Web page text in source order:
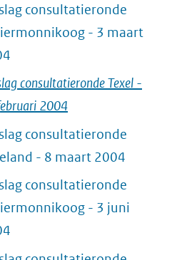
consultatieronde
- 3 maart
consultatieronde Texel -
2004
consultatieronde
- 8 maart 2004
consultatieronde
- 3 juni